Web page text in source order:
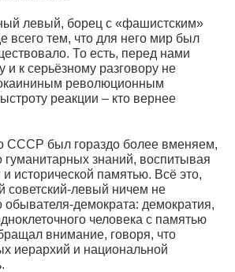
левый, борец с «фашистским»
тем, что для него мир был
То есть, перед нами
к серьёзному разговору не
революционным
реакции – кто вернее
СССР был гораздо более вменяем,
гуманитарных знаний, воспитывая
исторической памятью. Всё это,
левый ничем не
обывателя-демократа: демократия,
человека с памятью
внимание, говоря, что
иерархий и национальной